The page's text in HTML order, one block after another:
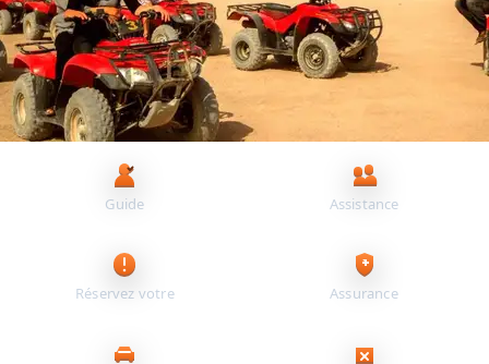
Principaux avantages pour vous
Guide
Assistance
Réservez votre
Assurance